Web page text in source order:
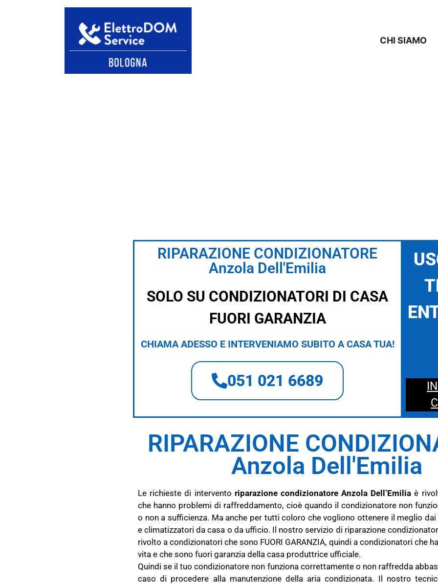
CHI SIAMO
RIPARAZIONE CONDIZIONATORE
Anzola Dell'Emilia
SOLO SU CONDIZIONATORI DI CASA
FUORI GARANZIA
CHIAMA ADESSO E INTERVENIAMO SUBITO A CASA TUA!
051 021 6689
RIPARAZIONE
Anzola Dell'Emilia
Le richieste di intervento riparazione condizionatore Anzola Dell’Emilia è
che hanno problemi di raffreddamento, cioè quando il condizionatore non
o non a sufficienza. Ma anche per tutti coloro che vogliono ottenere il meglio
e climatizzatori da casa o da ufficio. Il nostro servizio di riparazione
rivolto a condizionatori che sono FUORI GARANZIA, quindi a condizionatori che
vita e che sono fuori garanzia della casa produttrice ufficiale.
Quindi se il tuo condizionatore non funziona correttamente o non raffredda
caso di procedere alla manutenzione della aria condizionata. Il nostro